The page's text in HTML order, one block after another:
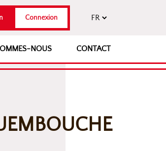
Connexion
NOUS CONTACT